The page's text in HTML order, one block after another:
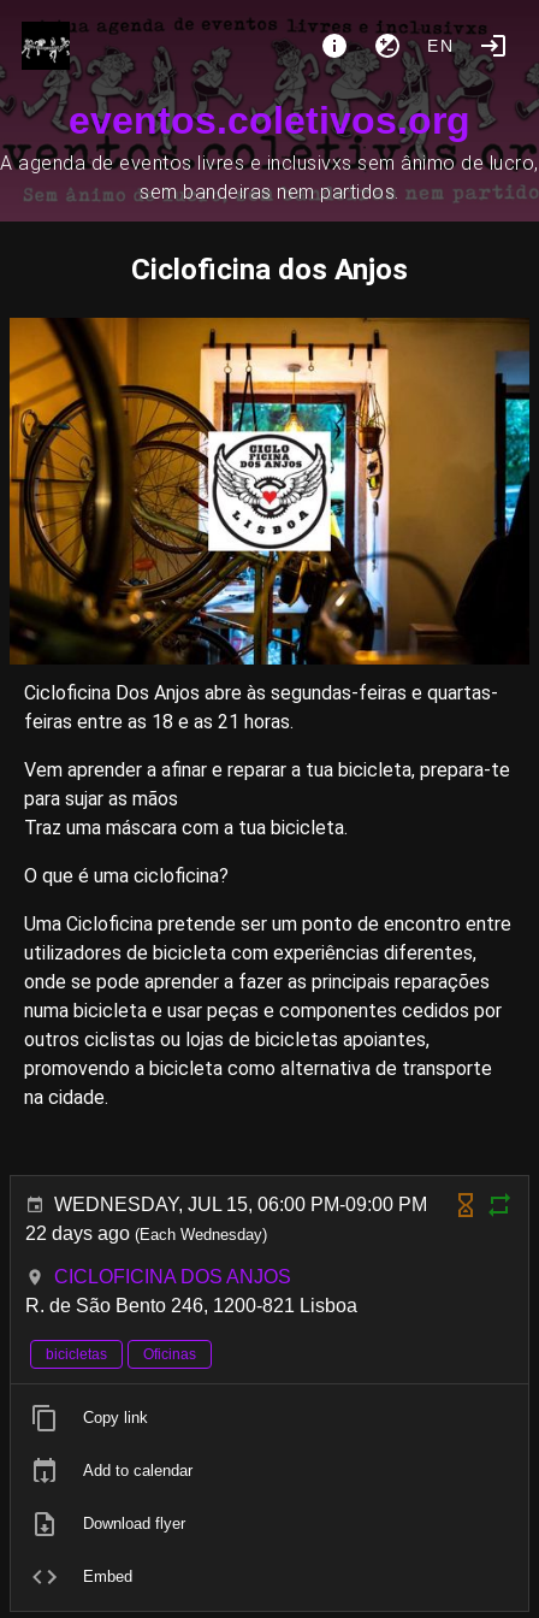
EN
eventos.coletivos.org
A agenda de eventos livres e inclusivxs sem ânimo de lucro,
sem bandeiras nem partidos.
Cicloficina dos Anjos
Cicloficina Dos Anjos abre às segundas-feiras e quartas-
feiras entre as 18 e as 21 horas.
Vem aprender a afinar e reparar a tua bicicleta, prepara-te
para sujar as mãos
Traz uma máscara com a tua bicicleta.
O que é uma cicloficina?
Uma Cicloficina pretende ser um ponto de encontro entre
utilizadores de bicicleta com experiências diferentes,
onde se pode aprender a fazer as principais reparações
numa bicicleta e usar peças e componentes cedidos por
outros ciclistas ou lojas de bicicletas apoiantes,
promovendo a bicicleta como alternativa de transporte
na cidade.
WEDNESDAY, JUL 15, 06:00 PM-09:00 PM
22 days ago (Each Wednesday)
CICLOFICINA DOS ANJOS
R. de São Bento 246, 1200-821 Lisboa
bicicletas Oficinas
Copy link
Add to calendar
Download flyer
Embed